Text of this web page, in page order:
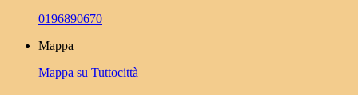
0196890670
Mappa
Mappa su Tuttocittà